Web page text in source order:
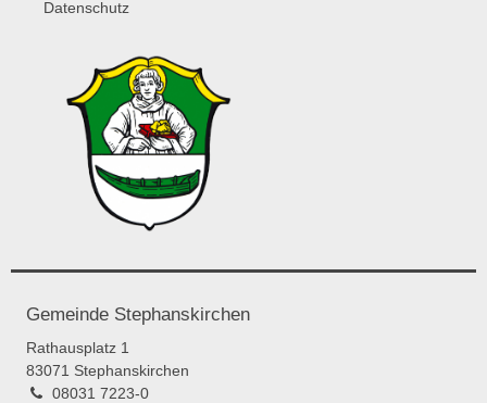
Datenschutz
Gemeinde Stephanskirchen
Rathausplatz 1
83071 Stephanskirchen
08031 7223-0